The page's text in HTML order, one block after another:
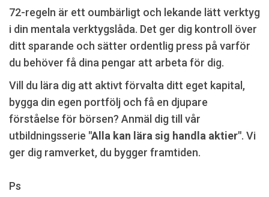
72-regeln är ett oumbärligt och lekande lätt verktyg
i din mentala verktygslåda. Det ger dig kontroll över
ditt sparande och sätter ordentlig press på varför
du behöver få dina pengar att arbeta för dig.
Vill du lära dig att aktivt förvalta ditt eget kapital,
bygga din egen portfölj och få en djupare
förståelse för börsen? Anmäl dig till vår
utbildningsserie "Alla kan lära sig handla aktier". Vi
ger dig ramverket, du bygger framtiden.
Ps